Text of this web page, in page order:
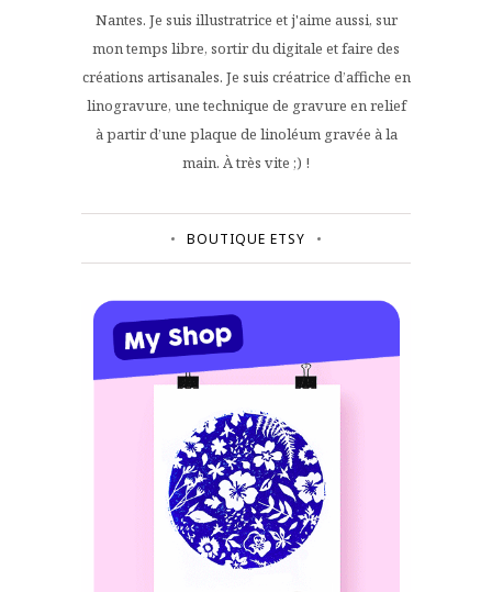
Nantes. Je suis illustratrice et j'aime aussi, sur
mon temps libre, sortir du digitale et faire des
créations artisanales. Je suis créatrice d’affiche en
linogravure, une technique de gravure en relief
à partir d’une plaque de linoléum gravée à la
main. À très vite ;) !
BOUTIQUE ETSY